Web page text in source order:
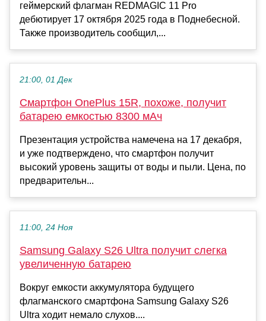
геймерский флагман REDMAGIC 11 Pro
дебютирует 17 октября 2025 года в Поднебесной.
Также производитель сообщил,...
21:00, 01 Дек
Смартфон OnePlus 15R, похоже, получит
батарею емкостью 8300 мАч
Презентация устройства намечена на 17 декабря,
и уже подтверждено, что смартфон получит
высокий уровень защиты от воды и пыли. Цена, по
предварительн...
11:00, 24 Ноя
Samsung Galaxy S26 Ultra получит слегка
увеличенную батарею
Вокруг емкости аккумулятора будущего
флагманского смартфона Samsung Galaxy S26
Ultra ходит немало слухов....